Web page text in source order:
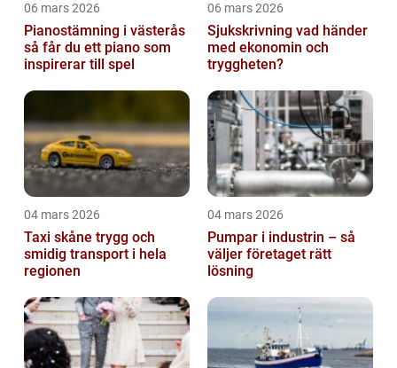
06 mars 2026
Pianostämning i västerås
så får du ett piano som
inspirerar till spel
06 mars 2026
Sjukskrivning vad händer
med ekonomin och
tryggheten?
04 mars 2026
Taxi skåne trygg och
smidig transport i hela
regionen
04 mars 2026
Pumpar i industrin – så
väljer företaget rätt
lösning